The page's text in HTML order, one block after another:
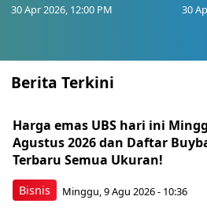
30 Apr 2026, 12:00 PM 30
Berita Terkini
Bisnis
Harga emas UBS hari ini
Agustus 2026 dan Daftar
Terbaru Semua Ukuran!
Minggu, 9 Agu 2026 - 10:36